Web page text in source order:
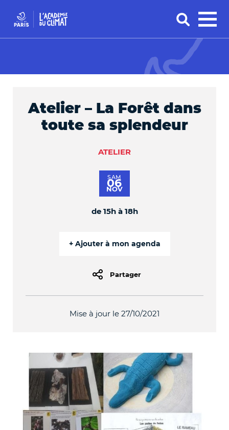
Atelier – La Forêt dans
toute sa splendeur
ATELIER
SAM
06
NOV
de 15h à 18h
Partager
Mise à jour le 27/10/2021